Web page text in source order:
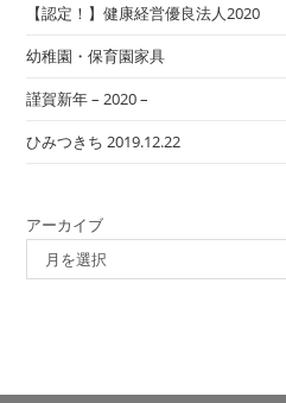
【認定！】健康経営優良法人2020
幼稚園・保育園家具
謹賀新年 – 2020 –
ひみつきち 2019.12.22
アーカイブ
月を選択